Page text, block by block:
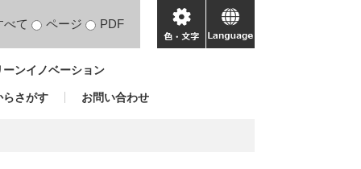
べて ページ PDF
色・
文
language
ンイノベーション
らさがす お問い合わせ